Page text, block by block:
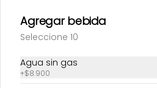
Agregar bebida
Seleccione 10
Agua sin gas
+$8.900